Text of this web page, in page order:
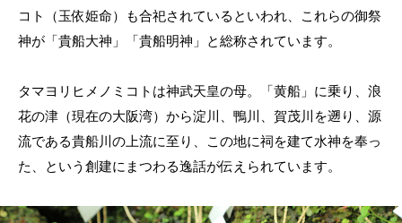
コト（玉依姫命）も合祀されているといわれ、これらの御祭
神が「貴船大神」「貴船明神」と総称されています。
タマヨリヒメノミコトは神武天皇の母。「黄船」に乗り、浪
花の津（現在の大阪湾）から淀川、鴨川、賀茂川を遡り、源
流である貴船川の上流に至り、この地に祠を建て水神を奉っ
た、という創建にまつわる逸話が伝えられています。